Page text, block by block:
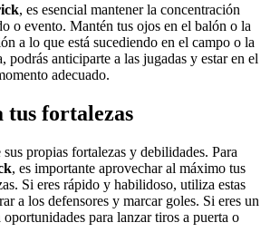
, es esencial mantener la concentración
o evento. Mantén tus ojos en el balón o la
a lo que está sucediendo en el campo o la
podrás anticiparte a las jugadas y estar en el
adecuado.
tus fortalezas
propias fortalezas y debilidades. Para
, es importante aprovechar al máximo tus
Si eres rápido y habilidoso, utiliza estas
a los defensores y marcar goles. Si eres un
oportunidades para lanzar tiros a puerta o